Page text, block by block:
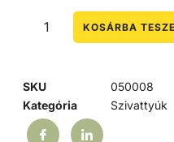
KOSÁRBA
SKU
050008
Kategória
Szivattyúk